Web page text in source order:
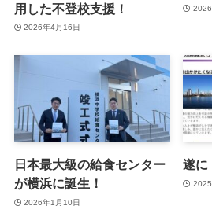
用した不登校支援！
2026年4月16日
日本最大級の給食センター
が横浜に誕生！
2026年1月10日
遂に